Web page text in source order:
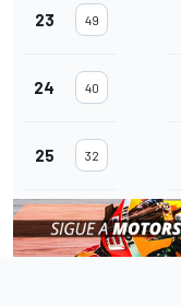
23 49
24 40
25 32